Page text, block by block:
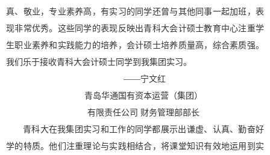
真、敬业，专业素养高，有实习的同学还曾与其他同事一起加班，表
现非常优秀。这些同学的表现反映出青科大会计硕士教育中心注重学
生职业素养和实践能力的培养，会计硕士培养质量高，综合素质强。
我们乐于接收青科大会计硕士同学到我集团实习。
——宁文红
青岛华通国有资本运营（集团）
有限责任公司 财务管理部部长
青科大在我集团实习和工作的同学都展示出谦虚、认真、勤奋好
学的特质。他们注重理论与实践相结合，将课堂知识有效地运用到实